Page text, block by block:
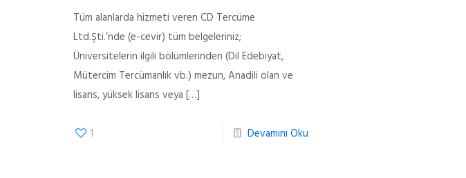
Tüm alanlarda hizmeti veren CD Tercüme
Ltd.Şti.’nde (e-cevir) tüm belgeleriniz;
Üniversitelerin ilgili bölümlerinden (Dil Edebiyat,
Mütercim Tercümanlık vb.) mezun, Anadili olan ve
lisans, yüksek lisans veya […]
1 Devamını Oku